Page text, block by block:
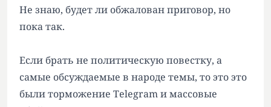
Не знаю, будет ли обжалован приговор, но
пока так.
Если брать не политическую повестку, а
самые обсуждаемые в народе темы, то это это
были торможение Telegram и массовые